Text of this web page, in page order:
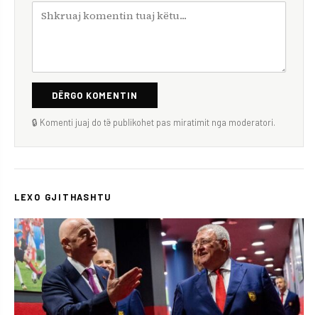
DËRGO KOMENTIN
🔒 Komenti juaj do të publikohet pas miratimit nga moderatori.
LEXO GJITHASHTU